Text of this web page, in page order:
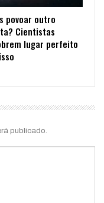
povoar outro
Cientistas
lugar perfeito
publicado.